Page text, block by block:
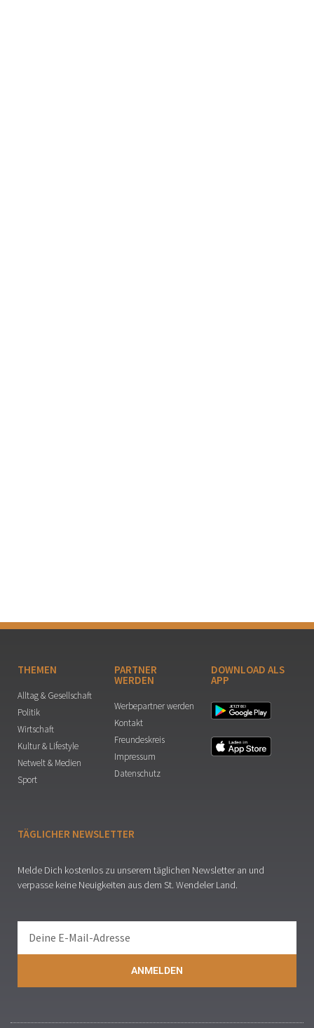
THEMEN
Alltag & Gesellschaft
Politik
Wirtschaft
Kultur & Lifestyle
Netwelt & Medien
Sport
PARTNER
WERDEN
Werbepartner werden
Kontakt
Freundeskreis
Impressum
Datenschutz
DOWNLOAD ALS
APP
TÄGLICHER NEWSLETTER
Melde Dich kostenlos zu unserem täglichen Newsletter an und
verpasse keine Neuigkeiten aus dem St. Wendeler Land.
ANMELDEN